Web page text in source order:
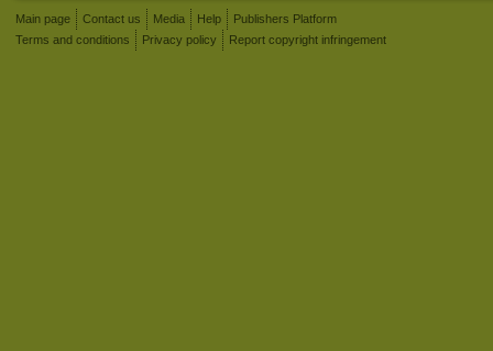
Main page Contact us Media Help
Publishers Platform
Terms and conditions
Privacy policy Report copyright infringement